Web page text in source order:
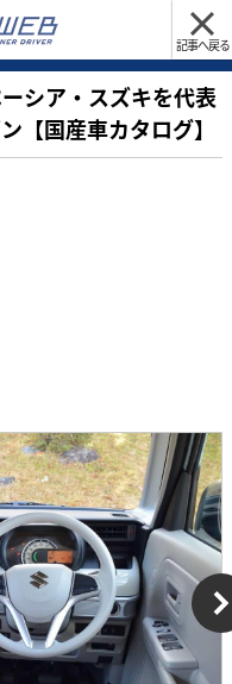
記事へ戻る
シア・スズキを代表
【国産車カタログ】